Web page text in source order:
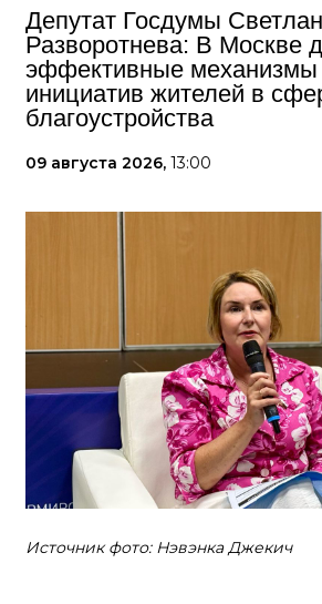
Депутат Госдумы
Разворотнева: В Москве
эффективные механизмы
инициатив жителей в
благоустройства
09 августа 2026, 13:00
Источник фото: Нэвэнка Джекич